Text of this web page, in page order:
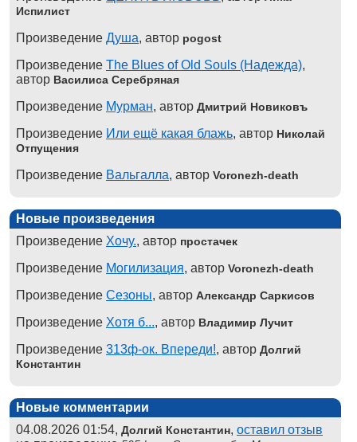
Испилист
Произведение Душа, автор pogost
Произведение The Blues of Old Souls (Надежда),
автор Василиса Серебряная
Произведение Мурман, автор Дмитрий Новиковъ
Произведение Или ещё какая блажь, автор Николай
Отпущения
Произведение Вальгалла, автор Voronezh-death
Новые произведения
Произведение Хочу., автор простачек
Произведение Могилизация, автор Voronezh-death
Произведение Сезоны, автор Александр Саркисов
Произведение Хотя б..., автор Владимир Лучит
Произведение 313ф-ок. Впереди!, автор Долгий
Константин
Новые комментарии
04.08.2026 01:54, Долгий Константин, оставил отзыв